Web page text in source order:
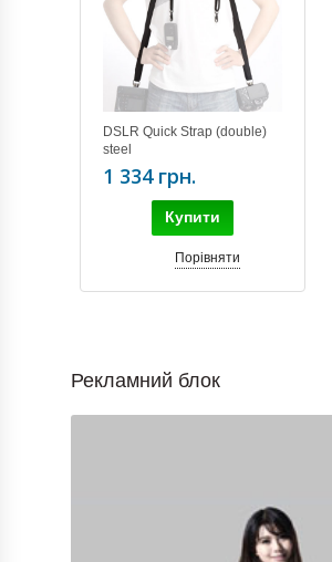
DSLR Quick Strap (double)
steel
1 334 грн.
Купити
Порівняти
Рекламний блок